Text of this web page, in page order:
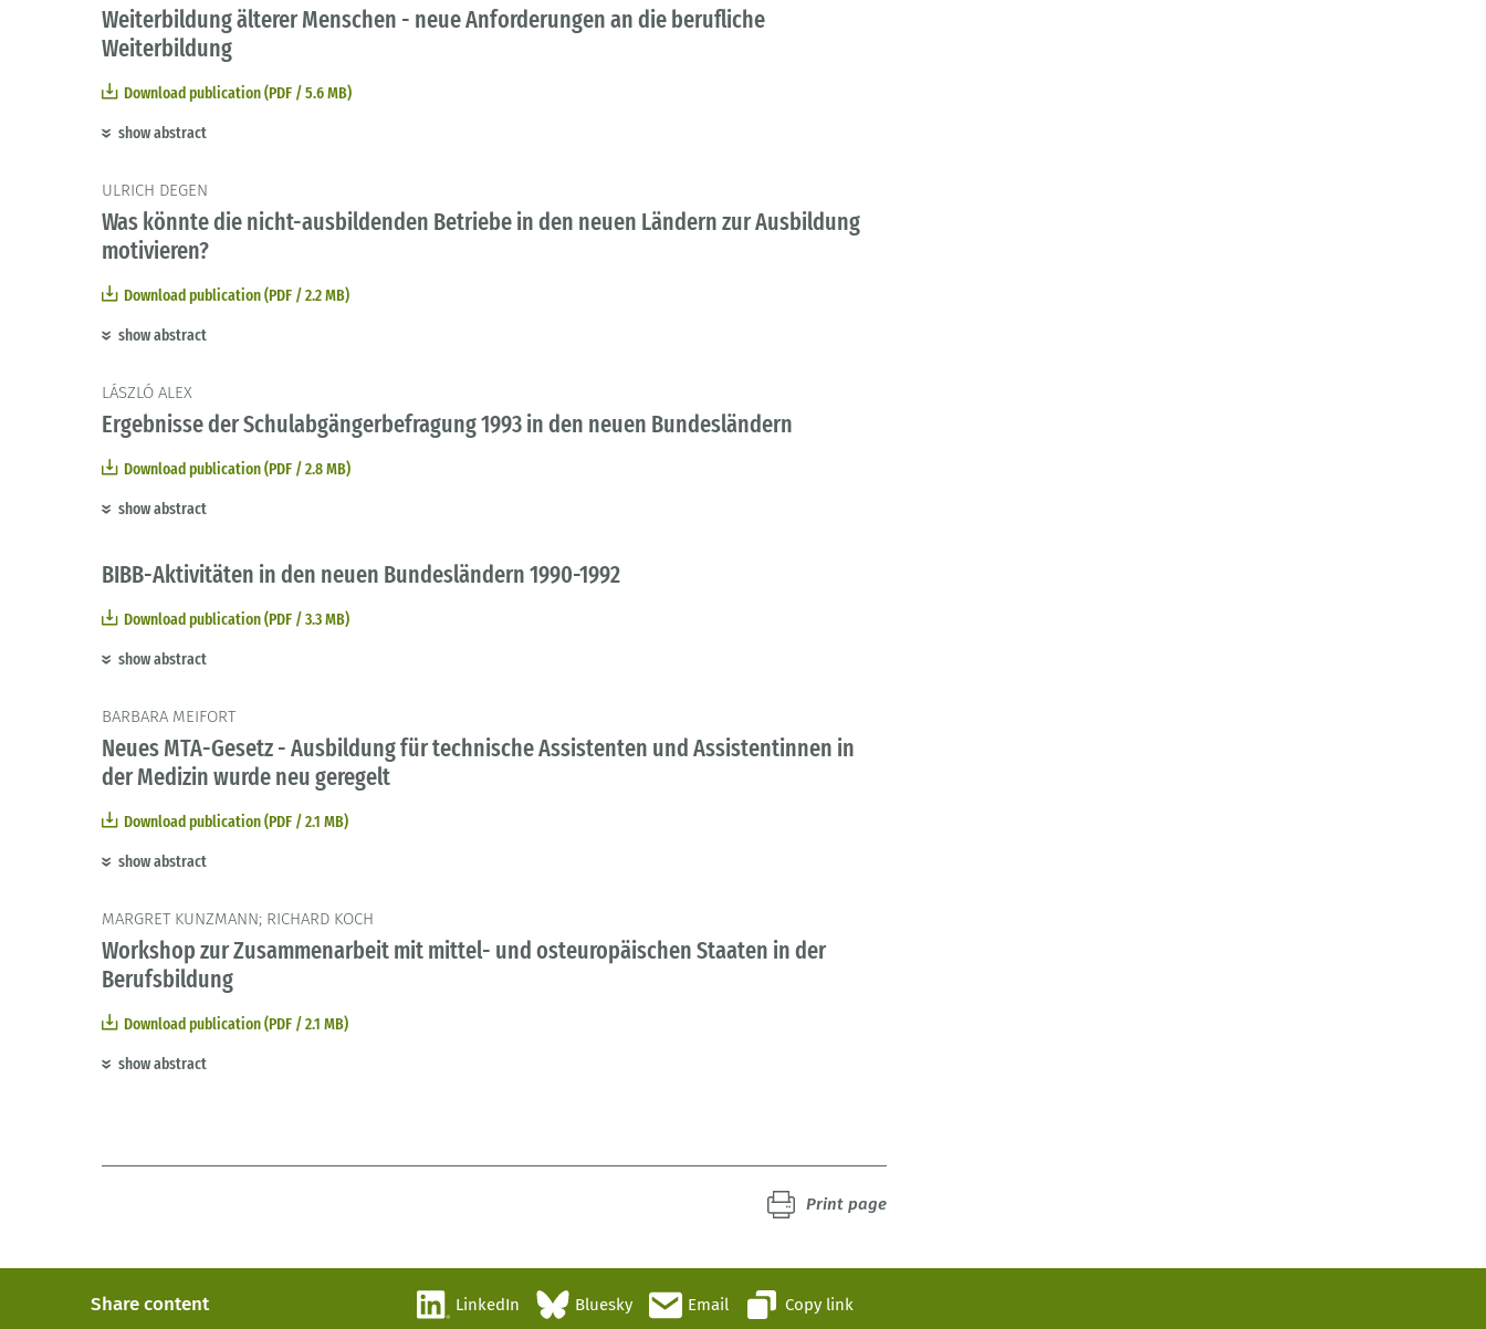
Weiterbildung älterer Menschen - neue Anforderungen an die berufliche
Weiterbildung
Download publication (PDF / 5.6 MB)
show abstract
ULRICH DEGEN
Was könnte die nicht-ausbildenden Betriebe in den neuen Ländern zur Ausbildung
motivieren?
Download publication (PDF / 2.2 MB)
show abstract
LÁSZLÓ ALEX
Ergebnisse der Schulabgängerbefragung 1993 in den neuen Bundesländern
Download publication (PDF / 2.8 MB)
show abstract
BIBB-Aktivitäten in den neuen Bundesländern 1990-1992
Download publication (PDF / 3.3 MB)
show abstract
BARBARA MEIFORT
Neues MTA-Gesetz - Ausbildung für technische Assistenten und Assistentinnen in
der Medizin wurde neu geregelt
Download publication (PDF / 2.1 MB)
show abstract
MARGRET KUNZMANN; RICHARD KOCH
Workshop zur Zusammenarbeit mit mittel- und osteuropäischen Staaten in der
Berufsbildung
Download publication (PDF / 2.1 MB)
show abstract
Print page
Share content LinkedIn Bluesky Email Copy link